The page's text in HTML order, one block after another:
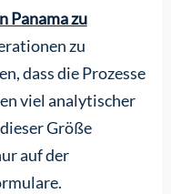
Panama zu
zu
dass die Prozesse
viel analytischer
Größe
auf der